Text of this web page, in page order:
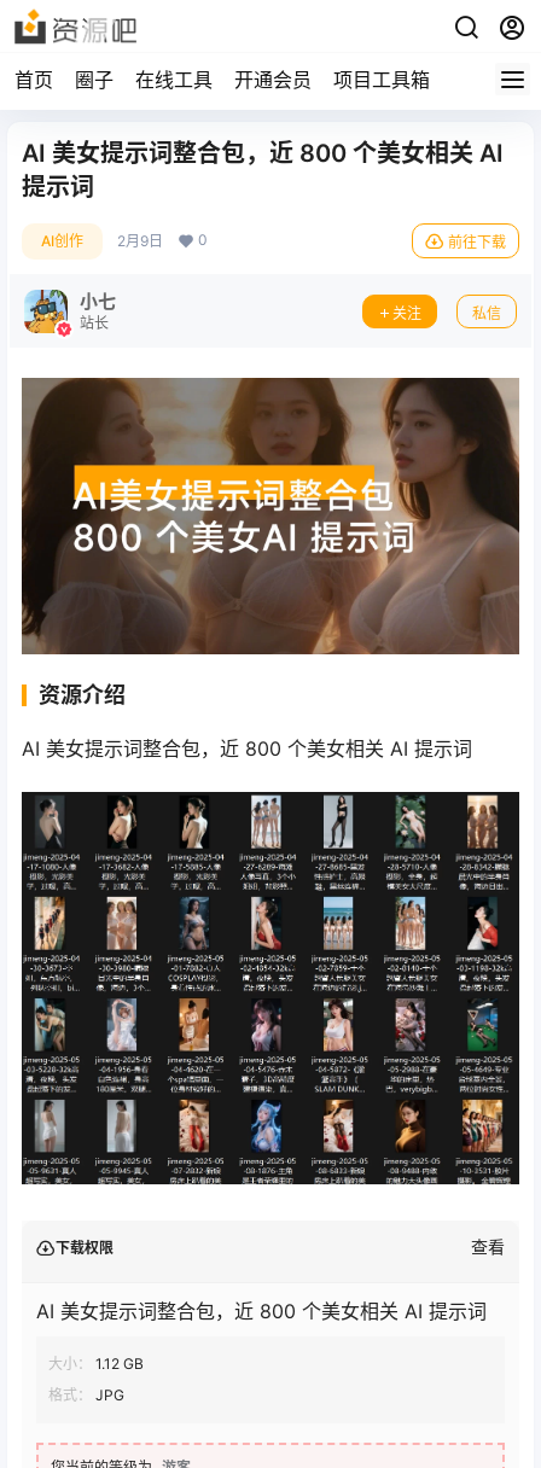
首页 圈子 在线工具 开通会员 项目工具箱
AI 美女提示词整合包，近 800 个美女相关 AI
提示词
AI创作 2月9日 0 前往下载
小七
站长
关注 私信
资源介绍
AI 美女提示词整合包，近 800 个美女相关 AI 提示词
下载权限 查看
AI 美女提示词整合包，近 800 个美女相关 AI 提示词
大小：
1.12 GB
格式：
JPG